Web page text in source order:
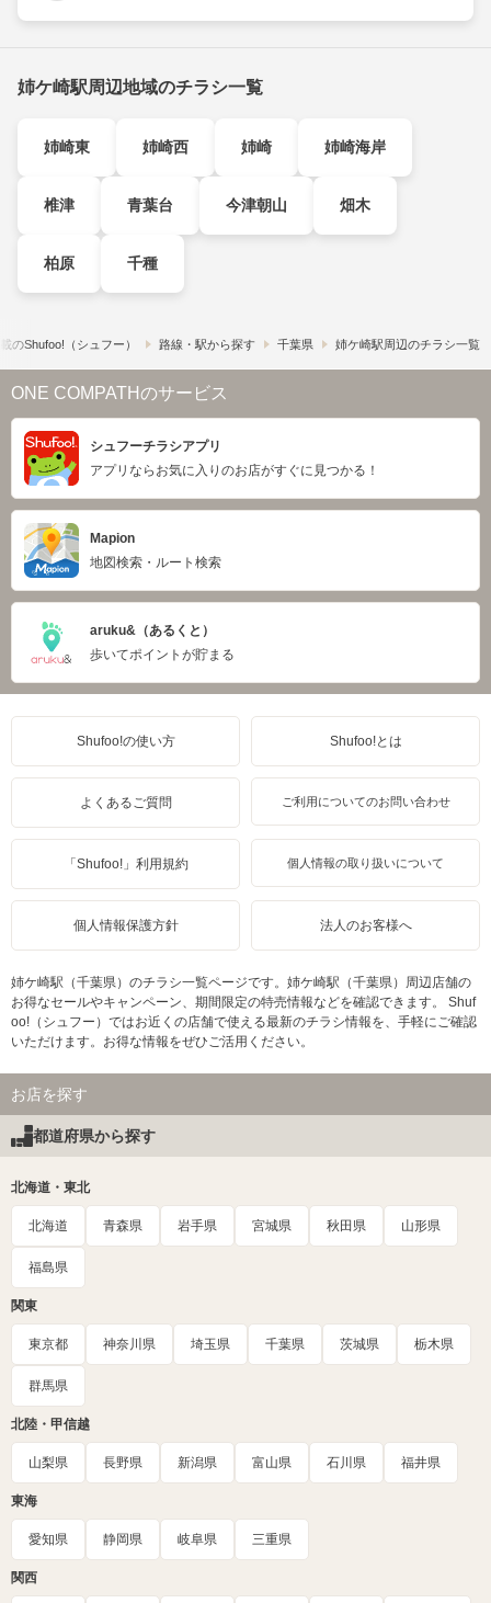
姉ケ崎駅周辺地域のチラシ一覧
姉崎東 姉崎西 姉崎 姉崎海岸
椎津 青葉台 今津朝山 畑木
柏原 千種
の​Shufoo!​（シュフー） 路線・駅から探す 千葉県 姉ケ崎駅周辺のチラシ一覧
ONE COMPATHのサービス
シュフーチラシアプリ
アプリならお気に入りのお店がすぐに見つかる！
Mapion
地図検索・ルート検索
aruku&（あるくと）
歩いてポイントが貯まる
Shufoo!の使い方 Shufoo!とは
よくあるご質問 ご利用についてのお問い合わせ
「Shufoo!」利用規約 個人情報の取り扱いについて
個人情報保護方針 法人のお客様へ
姉ケ崎駅（千葉県）のチラシ一覧ページです。姉ケ崎駅（千葉県）周辺店舗の
お得なセールやキャンペーン、期間限定の特売情報などを確認できます。 Shuf
oo!（シュフー）ではお近くの店舗で使える最新のチラシ情報を、手軽にご確認
いただけます。お得な情報をぜひご活用ください。
お店を探す
都道府県から探す
北海道・東北
北海道 青森県 岩手県 宮城県 秋田県 山形県
福島県
関東
東京都 神奈川県 埼玉県 千葉県 茨城県 栃木県
群馬県
北陸・甲信越
山梨県 長野県 新潟県 富山県 石川県 福井県
東海
愛知県 静岡県 岐阜県 三重県
関西